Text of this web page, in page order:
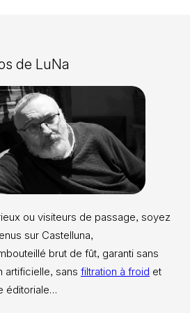
de LuNa
ou visiteurs de passage, soyez
sur Castelluna,
brut de fût, garanti sans
artificielle, sans filtration à froid et
éditoriale…